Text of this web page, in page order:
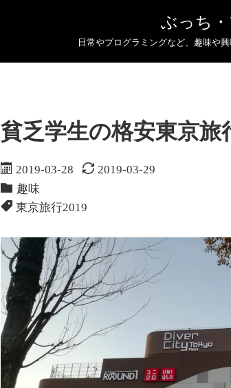
ぶっち
日常やプログラミングなど、趣味や
貧乏学生の格安東京旅
2019-03-28
2019-03-29
趣味
東京旅行2019